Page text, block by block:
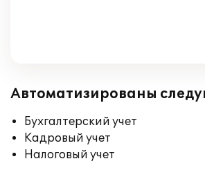
Автоматизированы
Бухгалтерский учет
Кадровый учет
Налоговый учет